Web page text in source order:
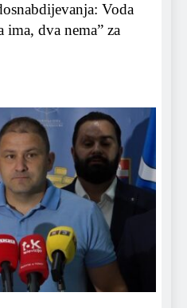
Voda
ima, dva nema” za